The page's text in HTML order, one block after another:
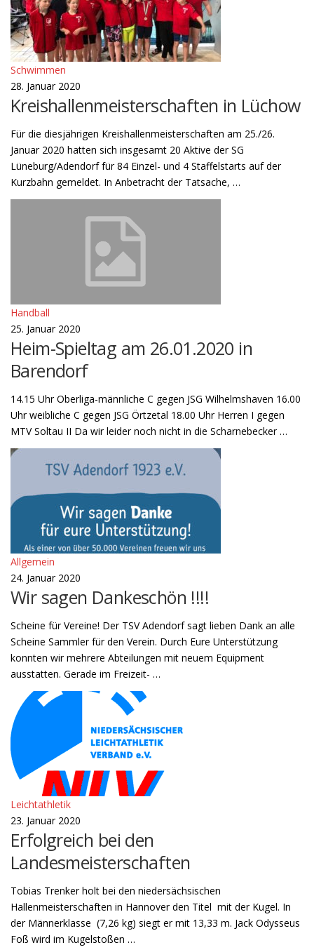
Schwimmen
28. Januar 2020
Kreishallenmeisterschaften in Lüchow
Für die diesjährigen Kreishallenmeisterschaften am 25./26.
Januar 2020 hatten sich insgesamt 20 Aktive der SG
Lüneburg/Adendorf für 84 Einzel- und 4 Staffelstarts auf der
Kurzbahn gemeldet. In Anbetracht der Tatsache, …
Handball
25. Januar 2020
Heim-Spieltag am 26.01.2020 in
Barendorf
14.15 Uhr Oberliga-männliche C gegen JSG Wilhelmshaven 16.00
Uhr weibliche C gegen JSG Örtzetal 18.00 Uhr Herren I gegen
MTV Soltau II Da wir leider noch nicht in die Scharnebecker …
Allgemein
24. Januar 2020
Wir sagen Dankeschön !!!!
Scheine für Vereine! Der TSV Adendorf sagt lieben Dank an alle
Scheine Sammler für den Verein. Durch Eure Unterstützung
konnten wir mehrere Abteilungen mit neuem Equipment
ausstatten. Gerade im Freizeit- …
Leichtathletik
23. Januar 2020
Erfolgreich bei den
Landesmeisterschaften
Tobias Trenker holt bei den niedersächsischen
Hallenmeisterschaften in Hannover den Titel mit der Kugel. In
der Männerklasse (7,26 kg) siegt er mit 13,33 m. Jack Odysseus
Foß wird im Kugelstoßen …